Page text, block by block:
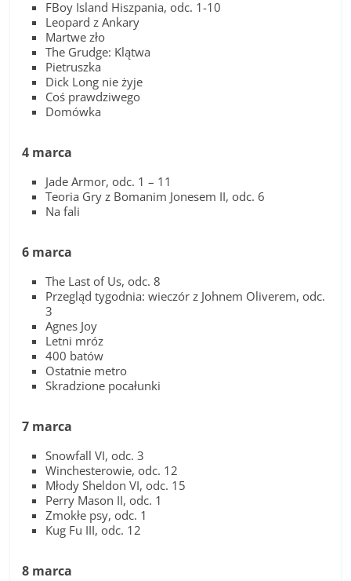
FBoy Island Hiszpania, odc. 1-10
Leopard z Ankary
Martwe zło
The Grudge: Klątwa
Pietruszka
Dick Long nie żyje
Coś prawdziwego
Domówka
4 marca
Jade Armor, odc. 1 – 11
Teoria Gry z Bomanim Jonesem II, odc. 6
Na fali
6 marca
The Last of Us, odc. 8
Przegląd tygodnia: wieczór z Johnem Oliverem, odc.
3
Agnes Joy
Letni mróz
400 batów
Ostatnie metro
Skradzione pocałunki
7 marca
Snowfall VI, odc. 3
Winchesterowie, odc. 12
Młody Sheldon VI, odc. 15
Perry Mason II, odc. 1
Zmokłe psy, odc. 1
Kug Fu III, odc. 12
8 marca